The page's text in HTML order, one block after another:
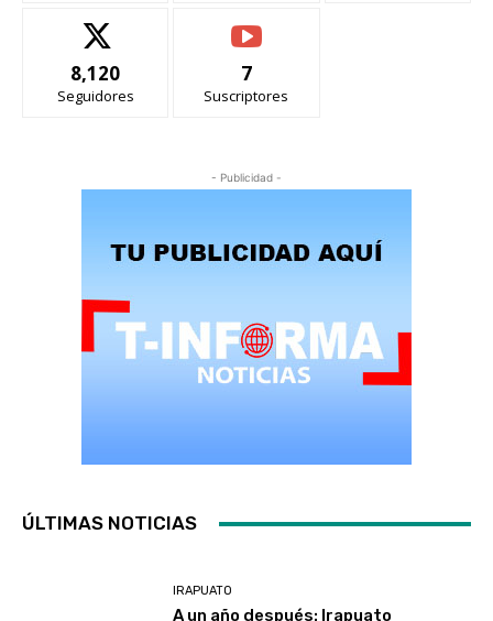
8,120
Seguidores
7
Suscriptores
- Publicidad -
ÚLTIMAS NOTICIAS
IRAPUATO
A un año después: Irapuato